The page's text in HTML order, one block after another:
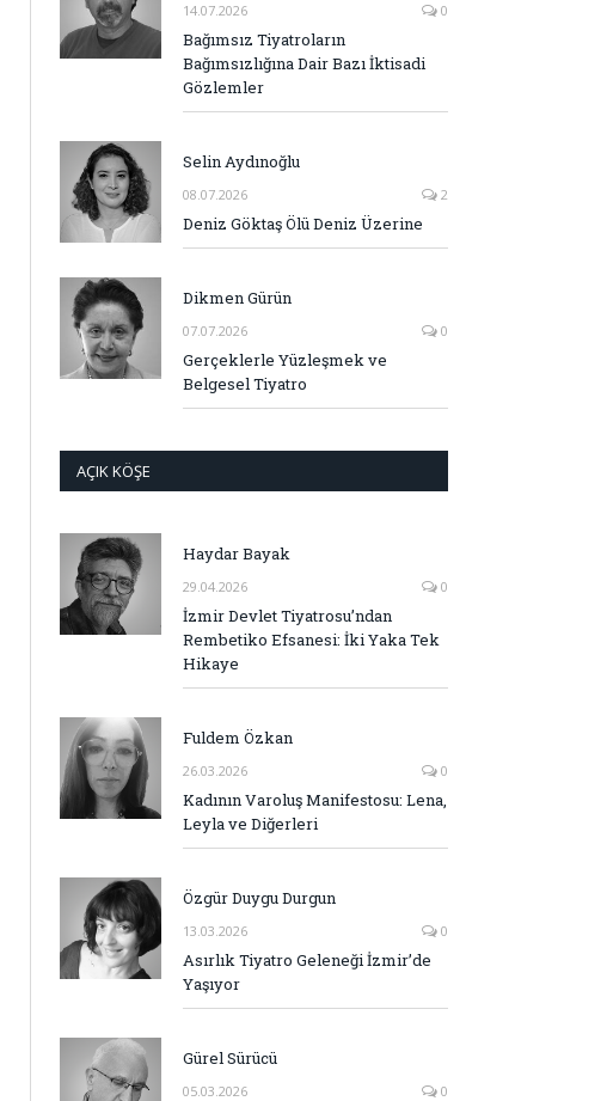
14.07.2026 0
Bağımsız Tiyatroların
Bağımsızlığına Dair Bazı İktisadi
Gözlemler
Selin Aydınoğlu
08.07.2026 2
Deniz Göktaş Ölü Deniz Üzerine
Dikmen Gürün
07.07.2026 0
Gerçeklerle Yüzleşmek ve
Belgesel Tiyatro
AÇIK KÖŞE
Haydar Bayak
29.04.2026 0
İzmir Devlet Tiyatrosu’ndan
Rembetiko Efsanesi: İki Yaka Tek
Hikaye
Fuldem Özkan
26.03.2026 0
Kadının Varoluş Manifestosu: Lena,
Leyla ve Diğerleri
Özgür Duygu Durgun
13.03.2026 0
Asırlık Tiyatro Geleneği İzmir’de
Yaşıyor
Gürel Sürücü
05.03.2026 0